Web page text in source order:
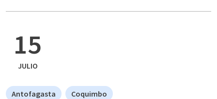
15
JULIO
Antofagasta Coquimbo